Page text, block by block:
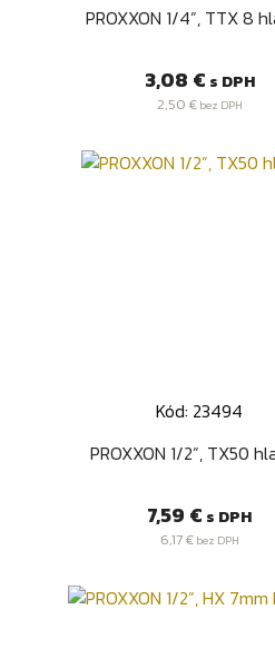
PROXXON 1/4”, TTX 8
Cena
3,08 € s DPH
2,50 €bez DPH
 Rýchly náhľad
Kód: 23494
PROXXON 1/2”, TX50
Cena
7,59 € s DPH
6,17 €bez DPH
 Rýchly náhľad